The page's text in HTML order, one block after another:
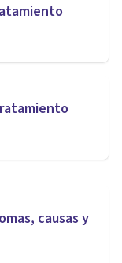
causas y